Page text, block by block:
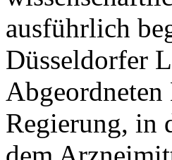
ausführlich
Düsseldorfer
Regierung, in